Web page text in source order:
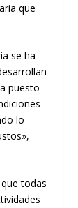
que
se ha
puesto
lo
todas